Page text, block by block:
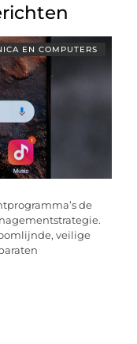
EN COMPUTERS
de
veilige